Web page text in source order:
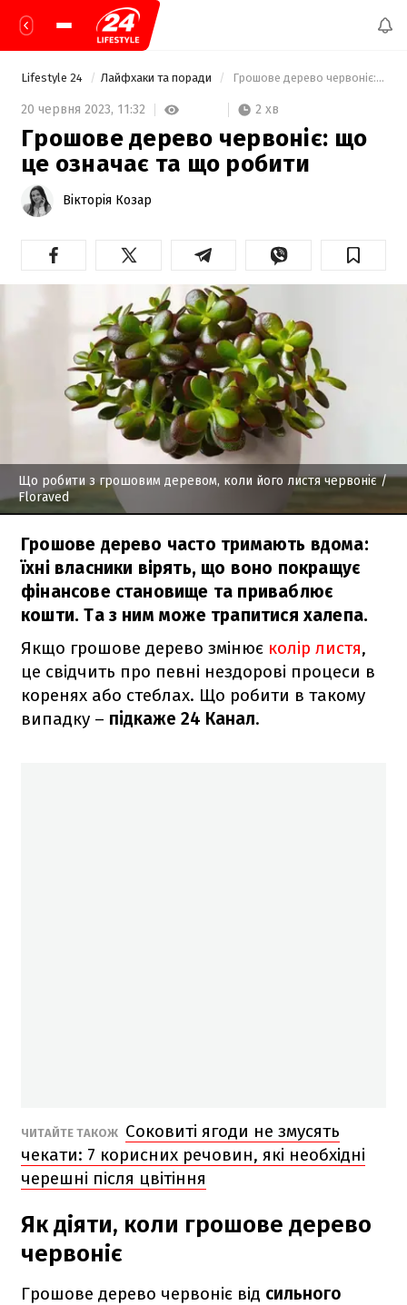
Lifestyle 24 Лайфхаки та поради Грошове дерево червоніє: що це означає та що робити
20 червня 2023, 11:32 2 хв
Грошове дерево червоніє: що
це означає та що робити
Вікторія Козар
Що робити з грошовим деревом, коли його листя червоніє/
Floraved
Грошове дерево часто тримають вдома:
їхні власники вірять, що воно покращує
фінансове становище та приваблює
кошти. Та з ним може трапитися халепа.
Якщо грошове дерево змінює колір листя,
це свідчить про певні нездорові процеси в
коренях або стеблах. Що робити в такому
випадку – підкаже 24 Канал.
ЧИТАЙТЕ ТАКОЖ Соковиті ягоди не змусять
чекати: 7 корисних речовин, які необхідні
черешні після цвітіння
Як діяти, коли грошове дерево
червоніє
Грошове дерево червоніє від сильного